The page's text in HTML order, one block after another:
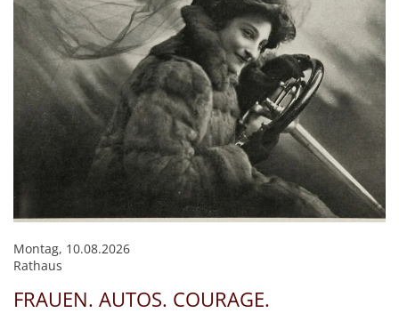
Montag, 10.08.2026
Rathaus
FRAUEN. AUTOS. COURAGE.